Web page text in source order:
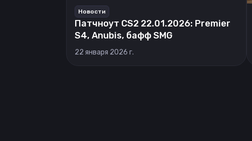
Новости
Патчноут CS2 22.01.2026: Premier
S4, Anubis, бафф SMG
22 января 2026 г.